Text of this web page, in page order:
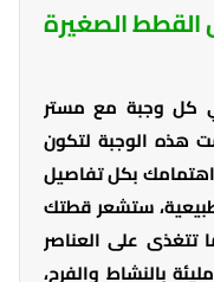
القطط الصغيرة
كل وجبة مع مستر
هذه الوجبة لتكون
بكل تفاصيل
ستشعر قطتك
تتغذى على العناصر
بالنشاط والفرح،